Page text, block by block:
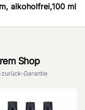
alkoholfrei,100 ml
Shop
Garantie